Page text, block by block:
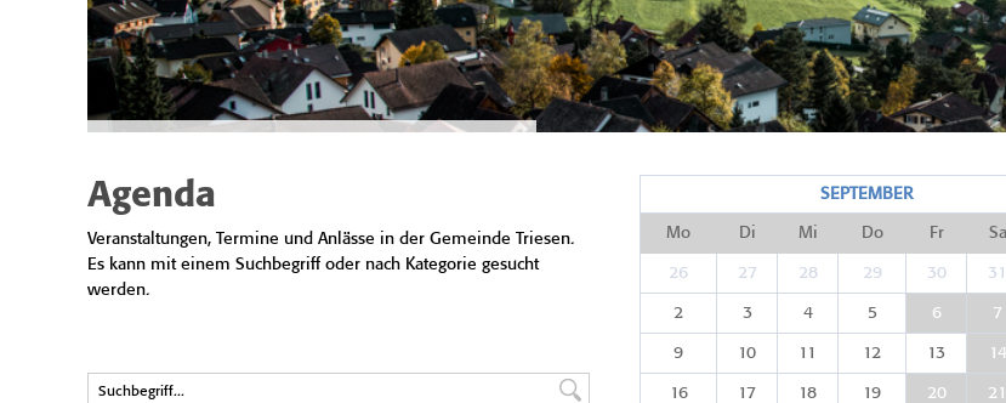
Agenda
Veranstaltungen, Termine und Anlässe in der Gemeinde Triesen.
Es kann mit einem Suchbegriff oder nach Kategorie gesucht
werden.
SEPTEMBER
Mo Di Mi Do Fr Sa
26 27 28 29 30 31
2 3 4 5 6 7
9 10 11 12 13 14
16 17 18 19 20 21